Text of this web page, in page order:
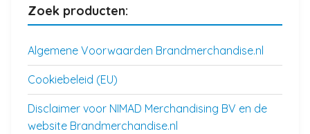
Zoek producten:
Algemene Voorwaarden Brandmerchandise.nl
Cookiebeleid (EU)
Disclaimer voor NIMAD Merchandising BV en de
website Brandmerchandise.nl